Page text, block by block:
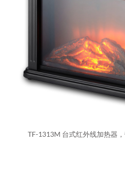
TF-1313M 台式红外线加热器